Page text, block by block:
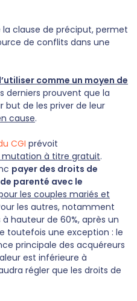
clause de préciput, permet
de conflits dans une
comme un moyen de
derniers prouvent que la
de les priver de leur
cause.
CGI prévoit
mutation à titre gratuit.
payer des droits de
parenté avec le
les couples mariés et
les autres, notamment
hauteur de 60%, après un
toutefois une exception : le
principale des acquéreurs
est inférieure à
régler que les droits de